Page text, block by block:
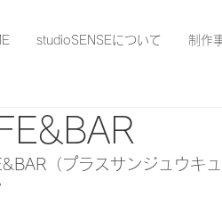
studioSENSEについて 制作
（プラスサンジュウキュ